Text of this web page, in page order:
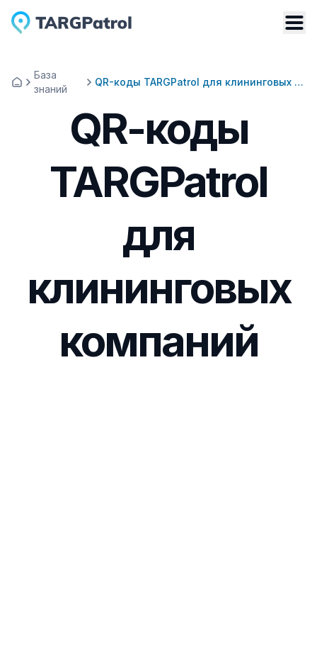
База
знаний
QR-коды TARGPatrol для клининговых компаний
QR-коды
TARGPatrol
для
клининговых
компаний